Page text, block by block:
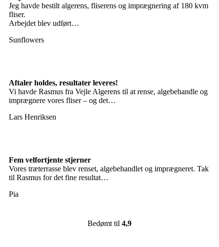
Jeg havde bestilt algerens, fliserens og imprægnering af 180 kvm
fliser.
Arbejdet blev udført…
Sunflowers
Aftaler holdes, resultater leveres!
Vi havde Rasmus fra Vejle Algerens til at rense, algebehandle og
imprægnere vores fliser – og det…
Lars Henriksen
Fem velfortjente stjerner
Vores træterrasse blev renset, algebehandlet og imprægneret. Tak
til Rasmus for det fine resultat…
Pia
Bedømt til 4,9